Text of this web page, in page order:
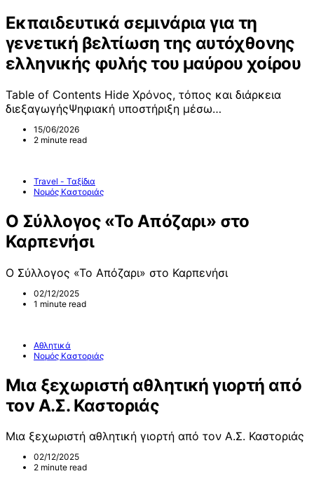
Εκπαιδευτικά σεμινάρια για τη
γενετική βελτίωση της αυτόχθονης
ελληνικής φυλής του μαύρου χοίρου
Table of Contents Hide Χρόνος, τόπος και διάρκεια
διεξαγωγήςΨηφιακή υποστήριξη μέσω…
15/06/2026
2 minute read
Travel - Ταξίδια
Νομός Καστοριάς
Ο Σύλλογος «Το Απόζαρι» στο
Καρπενήσι
Ο Σύλλογος «Το Απόζαρι» στο Καρπενήσι
02/12/2025
1 minute read
Αθλητικά
Νομός Καστοριάς
Μια ξεχωριστή αθλητική γιορτή από
τον Α.Σ. Καστοριάς
Μια ξεχωριστή αθλητική γιορτή από τον Α.Σ. Καστοριάς
02/12/2025
2 minute read